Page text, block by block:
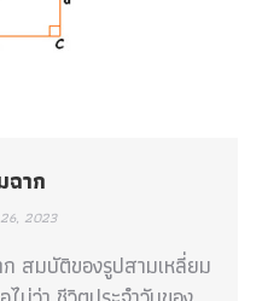
ฉาก
2023
สมบัติของรูปสามเหลี่ยม